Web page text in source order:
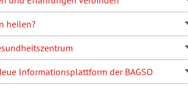
heilen?
Informationsplattform der BAGSO